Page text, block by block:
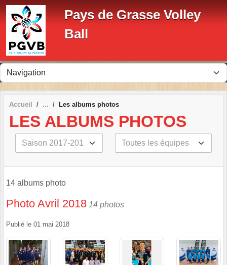
Pays de Grasse Volley
Ball
Accueil Les albums photos
LES ALBUMS PHOTOS
14 albums photo
Photo Avril 2018 14 photos
Publié le 01 mai 2018
Panneau de gestion des cookies